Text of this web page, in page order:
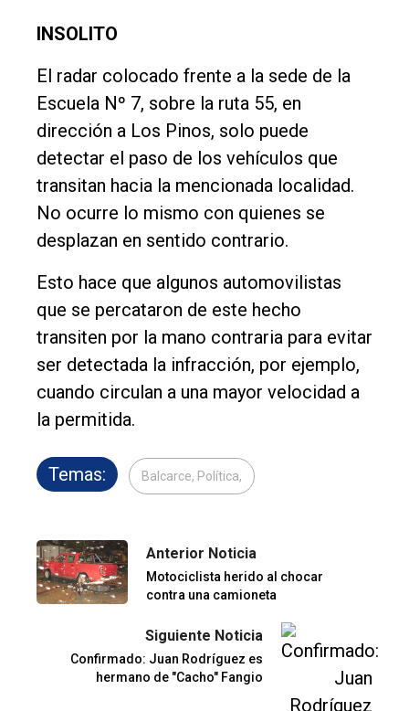
INSOLITO
El radar colocado frente a la sede de la
Escuela Nº 7, sobre la ruta 55, en
dirección a Los Pinos, solo puede
detectar el paso de los vehículos que
transitan hacia la mencionada localidad.
No ocurre lo mismo con quienes se
desplazan en sentido contrario.
Esto hace que algunos automovilistas
que se percataron de este hecho
transiten por la mano contraria para evitar
ser detectada la infracción, por ejemplo,
cuando circulan a una mayor velocidad a
la permitida.
Temas: Balcarce, Política,
Anterior Noticia
Motociclista herido al chocar
contra una camioneta
Siguiente Noticia
Confirmado: Juan Rodríguez es
hermano de "Cacho" Fangio